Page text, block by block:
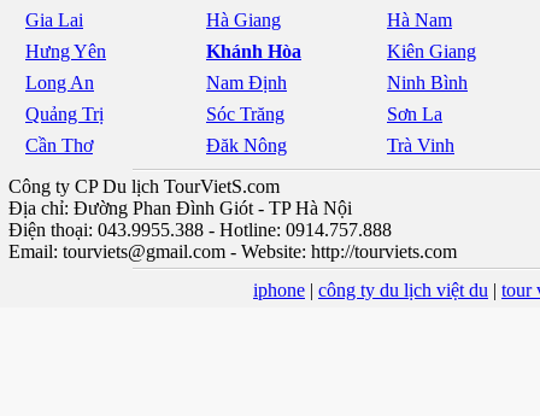
Gia Lai
Hà Giang
Hà Nam
Hưng Yên
Khánh Hòa
Kiên Giang
Long An
Nam Định
Ninh Bình
Quảng Trị
Sóc Trăng
Sơn La
Cần Thơ
Đăk Nông
Trà Vinh
Công ty CP Du lịch TourVietS.com
Địa chỉ: Đường Phan Đình Giót - TP Hà Nội
Điện thoại: 043.9955.388 - Hotline: 0914.757.888
Email: tourviets@gmail.com - Website: http://tourviets.com
iphone | công ty du lịch việt du | tour